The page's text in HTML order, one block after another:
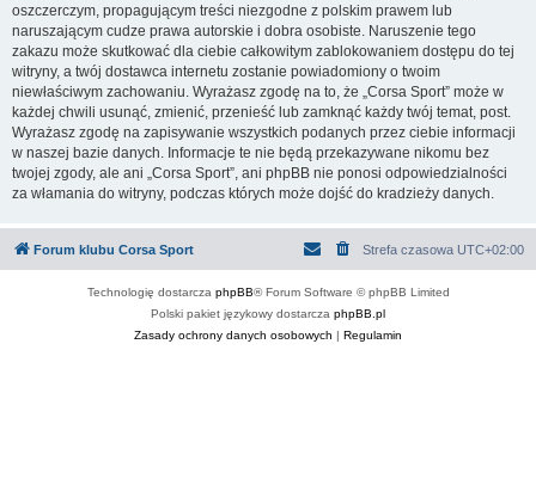
oszczerczym, propagującym treści niezgodne z polskim prawem lub
naruszającym cudze prawa autorskie i dobra osobiste. Naruszenie tego
zakazu może skutkować dla ciebie całkowitym zablokowaniem dostępu do tej
witryny, a twój dostawca internetu zostanie powiadomiony o twoim
niewłaściwym zachowaniu. Wyrażasz zgodę na to, że „Corsa Sport” może w
każdej chwili usunąć, zmienić, przenieść lub zamknąć każdy twój temat, post.
Wyrażasz zgodę na zapisywanie wszystkich podanych przez ciebie informacji
w naszej bazie danych. Informacje te nie będą przekazywane nikomu bez
twojej zgody, ale ani „Corsa Sport”, ani phpBB nie ponosi odpowiedzialności
za włamania do witryny, podczas których może dojść do kradzieży danych.
Forum klubu Corsa Sport Strefa czasowa UTC+02:00
Technologię dostarcza phpBB® Forum Software © phpBB Limited
Polski pakiet językowy dostarcza phpBB.pl
Zasady ochrony danych osobowych | Regulamin